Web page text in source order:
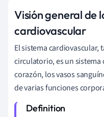
Visión general de
cardiovascular
El sistema
circulatorio, es un
corazón, los vasos
de varias funciones